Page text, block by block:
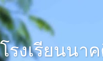
โรงเรียนนา